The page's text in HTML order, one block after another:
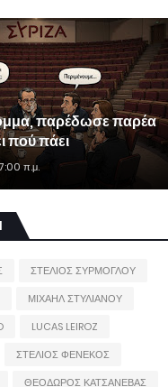
παρέδωσε παρέα
πού πάει
π.μ.
ΣΤΕΛΙΟΣ ΣΥΡΜΟΓΛΟΥ
ΜΙΧΑΗΛ ΣΤΥΛΙΑΝΟΥ
LUCAS LEIROZ
ΣΤΕΛΙΟΣ ΦΕΝΕΚΟΣ
ΘΕΟΔΩΡΟΣ ΚΑΤΣΑΝΕΒΑΣ